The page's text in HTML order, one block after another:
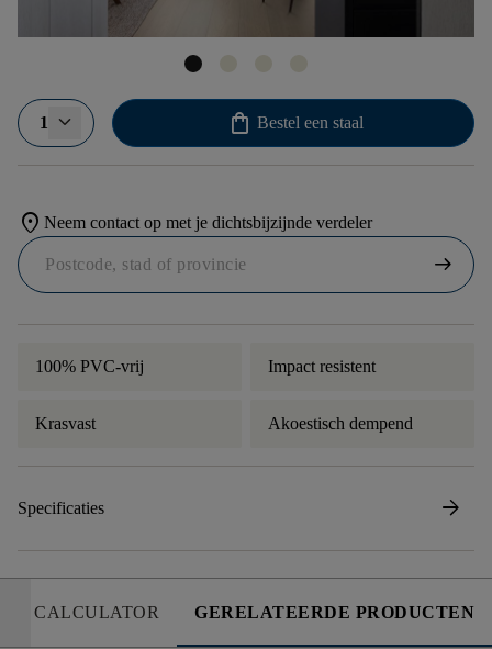
1 shopping_bag Bestel een staal
location_on Neem contact op met je dichtsbijzijnde verdeler
arrow_right_alt
100% PVC-vrij Impact resistent
Krasvast Akoestisch dempend
Specificaties arrow_forward
CALCULATOR GERELATEERDE PRODUCTEN